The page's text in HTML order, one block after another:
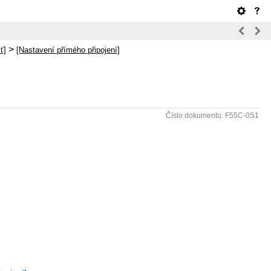
> [Nastavení přímého připojení]
Číslo dokumentu: F55C-0S1